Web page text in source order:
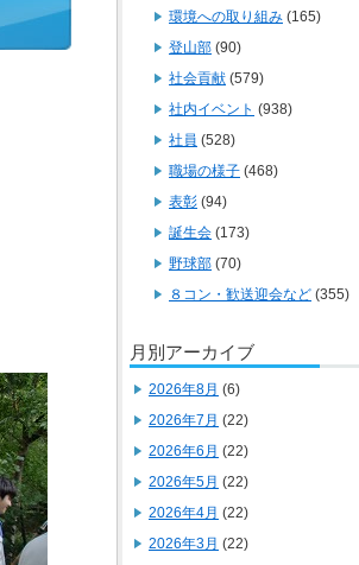
環境への取り組み (165)
登山部 (90)
社会貢献 (579)
社内イベント (938)
社員 (528)
職場の様子 (468)
表彰 (94)
誕生会 (173)
野球部 (70)
８コン・歓送迎会など (355)
月別アーカイブ
2026年8月 (6)
2026年7月 (22)
2026年6月 (22)
2026年5月 (22)
2026年4月 (22)
2026年3月 (22)